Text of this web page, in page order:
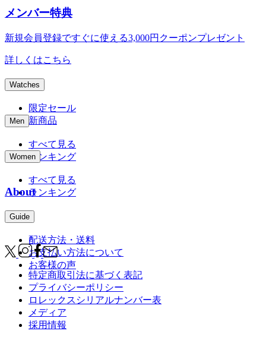
メンバー特典
新規会員登録ですぐに使える3,000円クーポンプレゼント
詳しくはこちら
Watches
限定セール
新商品
Men
すべて見る
ランキング
Women
すべて見る
ランキング
About
Guide
配送方法・送料
お支払い方法について
お客様の声
特定商取引法に基づく表記
プライバシーポリシー
ロレックスシリアルナンバー表
メディア
採用情報